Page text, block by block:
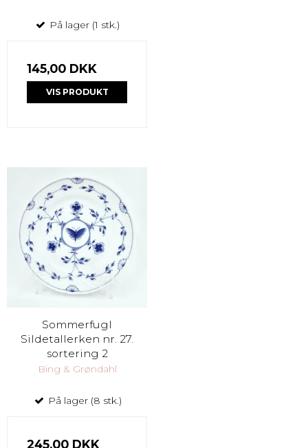
På lager (1 stk.)
145,00 DKK
VIS PRODUKT
Sommerfugl
Sildetallerken nr. 27.
sortering 2
Bing & Grøndahl
På lager (8 stk.)
245,00 DKK